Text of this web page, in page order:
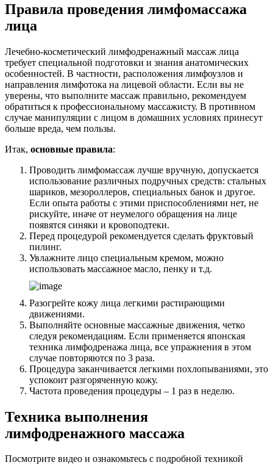
Правила проведения лимфомассажа
лица
Лечебно-косметический лимфодренажный массаж лица
требует специальной подготовки и знания анатомических
особенностей. В частности, расположения лимфоузлов и
направления лимфотока на лицевой области. Если вы не
уверены, что выполните массаж правильно, рекомендуем
обратиться к профессиональному массажисту. В противном
случае манипуляции с лицом в домашних условиях принесут
больше вреда, чем пользы.
Итак, основные правила:
Проводить лимфомассаж лучше вручную, допускается
использование различных подручных средств: стальных
шариков, мезороллеров, специальных банок и другое.
Если опыта работы с этими приспособлениями нет, не
рискуйте, иначе от неумелого обращения на лице
появятся синяки и кровоподтеки.
Перед процедурой рекомендуется сделать фруктовый
пилинг.
Увлажните лицо специальным кремом, можно
использовать массажное масло, пенку и т.д.
Разогрейте кожу лица легкими растирающими
движениями.
Выполняйте основные массажные движения, четко
следуя рекомендациям. Если применяется японская
техника лимфодренажа лица, все упражнения в этом
случае повторяются по 3 раза.
Процедура заканчивается легкими похлопываниями, это
успокоит разгоряченную кожу.
Частота проведения процедуры – 1 раз в неделю.
Техника выполнения
лимфодренажного массажа
Посмотрите видео и ознакомьтесь с подробной техникой